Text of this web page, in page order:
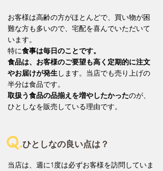
お客様は高齢の方がほとんどで、買い物が困
難な方も多いので、宅配を喜んでいただいて
います。
特に食事は毎日のことです。
食品は、お客様のご要望も高く定期的に注文
やお届けが発生します。当店でも売り上げの
半分は食品です。
取扱う食品の品揃えを増やしたかったのが、
ひとしなを販売している理由です。
Q.ひとしなの良い点は？
当店は、週に1度は必ずお客様を訪問していま